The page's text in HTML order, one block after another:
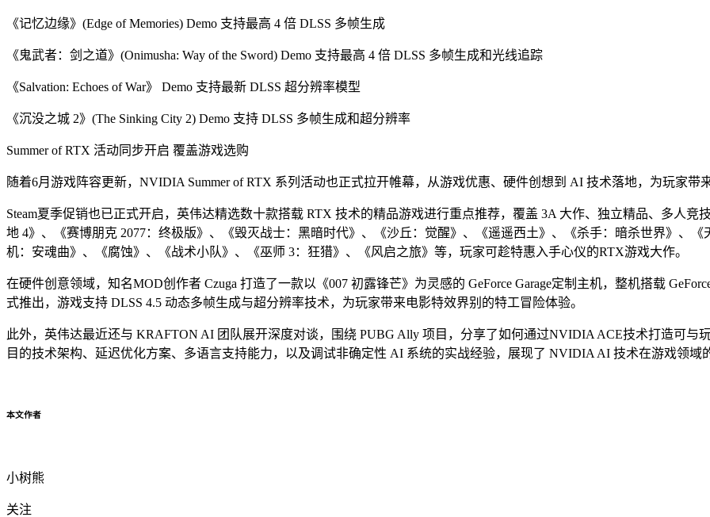
《记忆边缘》(Edge of Memories) Demo 支持最高 4 倍 DLSS 多帧生成
《鬼武者：剑之道》(Onimusha: Way of the Sword) Demo 支持最高 4 倍 DLSS 多帧生成和光线追踪
《Salvation: Echoes of War》 Demo 支持最新 DLSS 超分辨率模型
《沉没之城 2》(The Sinking City 2) Demo 支持 DLSS 多帧生成和超分辨率
Summer of RTX 活动同步开启 覆盖游戏选购
随着6月游戏阵容更新，NVIDIA Summer of RTX 系列活动也正式拉开帷幕，从游戏优惠、硬件创想到 AI 技术落地，为玩家带
Steam夏季促销也已正式开启，英伟达精选数十款搭载 RTX 技术的精品游戏进行重点推荐，覆盖 3A 大作、独立精品、多人
地 4》、《赛博朋克 2077：终极版》、《毁灭战士：黑暗时代》、《沙丘：觉醒》、《遥遥西土》、《杀手：暗杀世界》、
机：安魂曲》、《腐蚀》、《战术小队》、《巫师 3：狂猎》、《风启之旅》等，玩家可趁特惠入手心仪的RTX游戏大作。
在硬件创意领域，知名MOD创作者 Czuga 打造了一款以《007 初露锋芒》为灵感的 GeForce Garage定制主机，整机搭载
式推出，游戏支持 DLSS 4.5 动态多帧生成与超分辨率技术，为玩家带来电影特效界别的特工冒险体验。
此外，英伟达最近还与 KRAFTON AI 团队展开深度对谈，围绕 PUBG Ally 项目，分享了如何通过NVIDIA ACE技术打造可与
目的技术架构、延迟优化方案、多语言支持能力，以及调试非确定性 AI 系统的实战经验，展现了 NVIDIA AI 技术在游戏领域
本文作者
小树熊
关注